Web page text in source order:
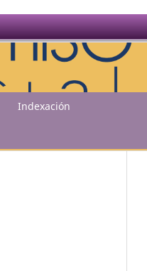
Indexación